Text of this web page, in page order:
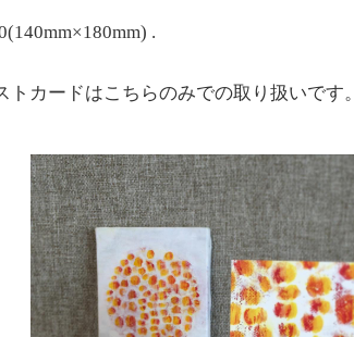
.
カードはこちらのみでの取り扱いです。